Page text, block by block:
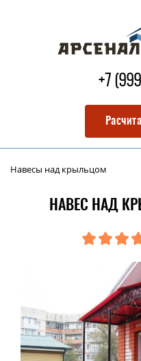
+7
Навесы над крыльцом
НАВЕС НАД